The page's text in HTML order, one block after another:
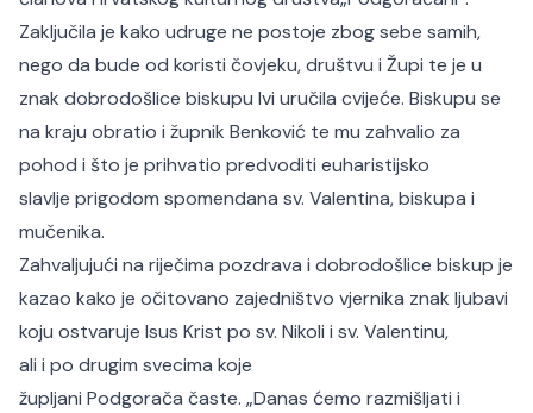
Zaključila je kako udruge ne postoje zbog sebe samih,
nego da bude od koristi čovjeku, društvu i Župi te je u
znak dobrodošlice biskupu Ivi uručila cvijeće. Biskupu se
na kraju obratio i župnik Benković te mu zahvalio za
pohod i što je prihvatio predvoditi euharistijsko
slavlje prigodom spomendana sv. Valentina, biskupa i
mučenika.
Zahvaljujući na riječima pozdrava i dobrodošlice biskup je
kazao kako je očitovano zajedništvo vjernika znak ljubavi
koju ostvaruje Isus Krist po sv. Nikoli i sv. Valentinu,
ali i po drugim svecima koje
župljani Podgorača časte. „Danas ćemo razmišljati i